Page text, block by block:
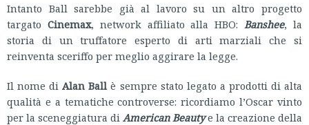
Intanto Ball sarebbe già al lavoro su un altro progetto
targato Cinemax, network affiliato alla HBO: Banshee, la
storia di un truffatore esperto di arti marziali che si
reinventa sceriffo per meglio aggirare la legge.
Il nome diAlan Ball è sempre stato legato a prodotti di alta
qualità e a tematiche controverse: ricordiamo l’Oscar vinto
per la sceneggiatura di American Beautye la creazione della